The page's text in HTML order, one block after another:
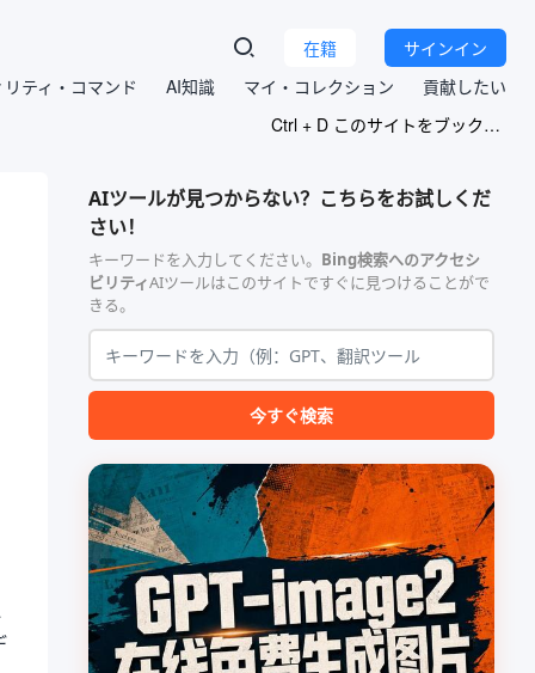
サインイン
在籍
ティ・コマンド
AI知識 マイ・コレクション
貢献したい
Ctrl + D このサイトをブックマークする
AIツールが見つからない？こちらをお試しくだ
さい！
キーワードを入力してください。 Bing検索へのアクセシ
ビリティAIツールはこのサイトですぐに見つけることがで
きる。
今すぐ検索